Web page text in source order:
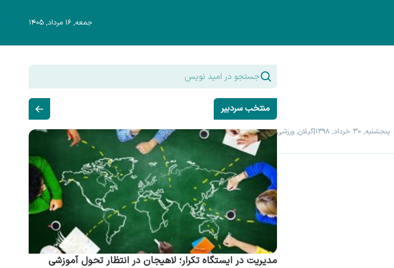
جمعه, ۱۶ مرداد, ۱۴۰۵
پنجشنبه, ۳۰ خرداد, ۱۳۹۸ |گیلان, ورزشی
منتخب سردبیر
مدیریت در ایستگاه تکرار؛ لاهیجان در انتظار تحول آموزشی